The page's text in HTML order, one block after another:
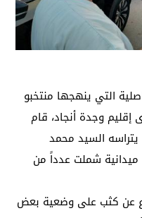
التي ينهجها منتخبو
وجدة أنجاد، قام
السيد محمد
ميدانية شملت عدداً من
عن كثب على وضعية بعض